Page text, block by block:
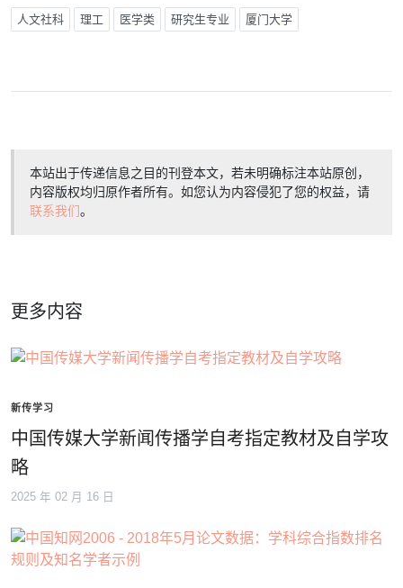
人文社科 理工 医学类 研究生专业 厦门大学
本站出于传递信息之目的刊登本文，若未明确标注本站原创，
内容版权均归原作者所有。如您认为内容侵犯了您的权益，请
联系我们。
更多内容
新传学习
中国传媒大学新闻传播学自考指定教材及自学攻
略
2025 年 02 月 16 日